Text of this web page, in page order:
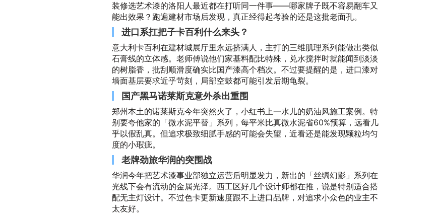
装修选艺术漆的洛阳人最近都在打听同一件事——哪家牌子既不容易翻车又
能出效果？跑遍建材市场后发现，真正经得起考验的还是这批老面孔。
进口系扛把子卡百利什么来头？
意大利卡百利在建材城展厅里永远挤满人，主打的三维肌理系列能做出类似
石膏线的立体感。老师傅说他们家基料配比特殊，兑水搅拌时就能闻到淡淡
的树脂香，批刮顺滑度确实比国产漆高个档次。不过要提醒的是，进口漆对
墙面基层要求近乎苛刻，局部空鼓都可能引发后期龟裂。
国产黑马诺莱斯克意外杀出重围
郑州本土的诺莱斯克今年突然火了，小红书上一水儿的奶油风施工案例。特
别要夸他家的「微水泥平替」系列，每平米比真微水泥省60%预算，远看几
乎以假乱真。但追求极致细腻手感的可能会失望，近看还是能发现颗粒均匀
度的小瑕疵。
老牌劲旅华润的突围战
华润今年把艺术漆事业部独立运营后明显发力，新出的「丝绸幻影」系列在
光线下会有流动的金属光泽。西工区好几个设计师都在推，说是特别适合搭
配无主灯设计。不过色卡更新速度跟不上进口品牌，对追求小众色的业主不
太友好。